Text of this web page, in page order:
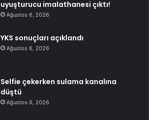
uyuşturucu imalathanesi çıktı!
Ağustos 6, 2026
YKS sonuçları açıklandı
Ağustos 6, 2026
Selfie çekerken sulama kanalına
düştü
Ağustos 6, 2026